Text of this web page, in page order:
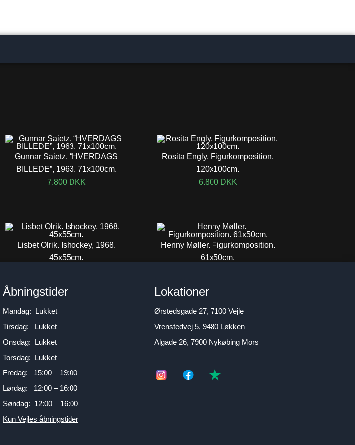
Gunnar Saietz. “HVERDAGS
BILLEDE”, 1963. 71x100cm.
7.800 DKK
Rosita Engly. Figurkomposition.
120x100cm.
6.800 DKK
Lisbet Olrik. Ishockey, 1968.
45x55cm.
Henny Møller. Figurkomposition.
61x50cm.
Åbningstider
Mandag: Lukket
Tirsdag: Lukket
Onsdag: Lukket
Torsdag: Lukket
Fredag: 15:00 – 19:00
Lørdag: 12:00 – 16:00
Søndag: 12:00 – 16:00
Kun Vejles åbningstider
Lokationer
Ørstedsgade 27, 7100 Vejle
Vrenstedvej 5, 9480 Løkken
Algade 26, 7900 Nykøbing Mors